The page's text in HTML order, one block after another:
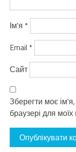
Ім'я *
Email *
Сайт
Зберегти моє
браузері для